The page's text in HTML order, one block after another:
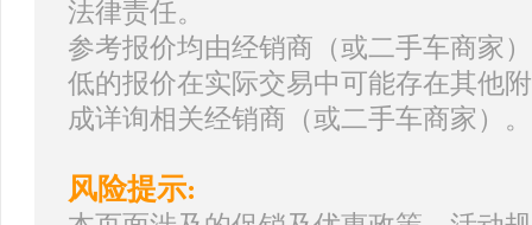
法律责任。
参考报价均由经销商（或二手车商家
低的报价在实际交易中可能存在其他
成详询相关经销商（或二手车商家）。
风险提示: